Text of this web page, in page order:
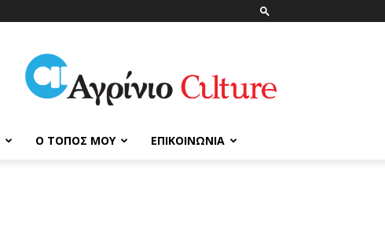
ΑγρίνιοCulture
Ο ΤΌΠΟΣ ΜΟΥ ΕΠΙΚΟΙΝΩΝΊΑ